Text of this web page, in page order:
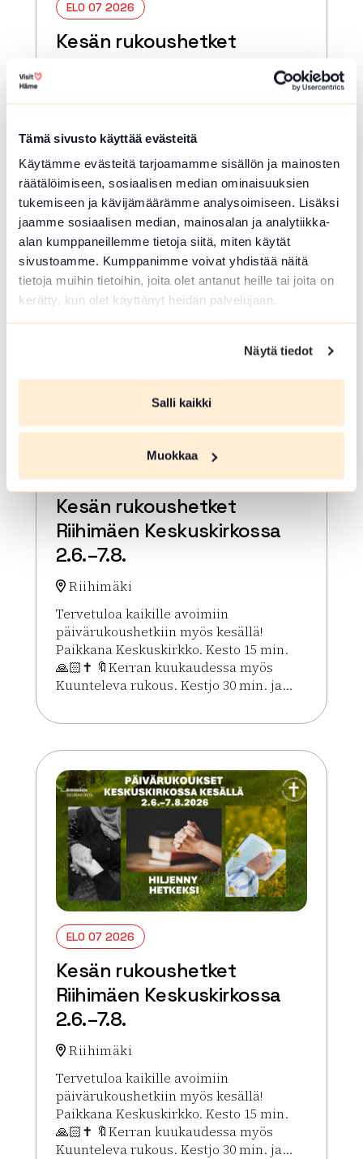
Tämä sivusto käyttää evästeitä
Käytämme evästeitä tarjoamamme sisällön ja mainosten
räätälöimiseen, sosiaalisen median ominaisuuksien
tukemiseen ja kävijämäärämme analysoimiseen. Lisäksi
jaamme sosiaalisen median, mainosalan ja analytiikka-
alan kumppaneillemme tietoja siitä, miten käytät
sivustoamme. Kumppanimme voivat yhdistää näitä
tietoja muihin tietoihin, joita olet antanut heille tai joita on
kerätty, kun olet käyttänyt heidän palvelujaan.
Näytä tiedot
Salli kaikki
Muokkaa
ELO 07 2026
Kesän rukoushetket
Riihimäen Keskuskirkossa
Tervetuloa kaikille avoimiin
päivärukoushetkiin myös kesällä!
Paikkana Keskuskirkko. Kesto 15 min.
🙏🏻✝️ 🔖Kerran kuukaudessa myös
Kuunteleva rukous. Kestjo 30 min. ja...
Lue lisää tapahtumasta Kesän rukoushetket
Kesän rukoushetket
Riihimäen Keskuskirkossa
2.6.–7.8.
Riihimäki
Tervetuloa kaikille avoimiin
päivärukoushetkiin myös kesällä!
Paikkana Keskuskirkko. Kesto 15 min.
🙏🏻✝️ 🔖Kerran kuukaudessa myös
Kuunteleva rukous. Kestjo 30 min. ja...
Lue lisää tapahtumasta Kesän rukoushetket
ELO 07 2026
Kesän rukoushetket
Riihimäen Keskuskirkossa
2.6.–7.8.
Riihimäki
Tervetuloa kaikille avoimiin
päivärukoushetkiin myös kesällä!
Paikkana Keskuskirkko. Kesto 15 min.
🙏🏻✝️ 🔖Kerran kuukaudessa myös
Kuunteleva rukous. Kestjo 30 min. ja...